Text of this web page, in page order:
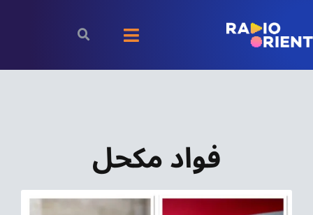
content
Toggle
رياضة
فواد مكحل